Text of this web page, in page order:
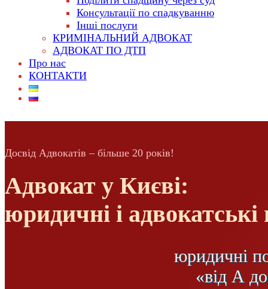
Консультації по спадкуванню
Інші послуги
КРИМІНАЛЬНИЙ АДВОКАТ
АДВОКАТ ПО ДТП
Про нас
КОНТАКТИ
Досвід Адвокатів – більше 20 років!
Адвокат у Києві:
юридичні і адвокатські
юридичні
«від А